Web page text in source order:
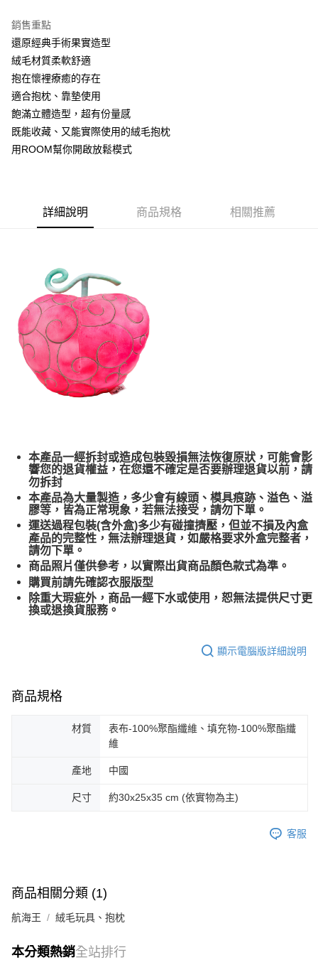
每筆NT$60，滿NT$1,000(含以上)免運費
7-11取貨付款
每筆NT$60，滿NT$1,000(含以上)免運費
宅配-本島
每筆NT$150，滿NT$1,500(含以上)免運費
銷售重點
還原經典手術果實造型
絨毛材質柔軟舒適
抱在懷裡療癒的存在
適合抱枕、靠墊使用
飽滿立體造型，超有份量感
既能收藏、又能實際使用的絨毛抱枕
用ROOM幫你開啟放鬆模式
詳細說明 商品規格 相關推薦
本產品一經拆封或造成包裝毀損無法恢復原狀，可能會影
響您的退貨權益，在您還不確定是否要辦理退貨以前，請
勿拆封
本產品為大量製造，多少會有線頭、模具痕跡、溢色、溢
膠等，皆為正常現象，若無法接受，請勿下單。
運送過程包裝(含外盒)多少有碰撞擠壓，但並不損及內盒
產品的完整性，無法辦理退貨，如嚴格要求外盒完整者，
請勿下單。
商品照片僅供參考，以實際出貨商品顏色款式為準。
購買前請先確認衣服版型
除重大瑕疵外，商品一經下水或使用，恕無法提供尺寸更
換或退換貨服務。
顯示電腦版詳細說明
商品規格
材質
表布-100%聚酯纖維、填充物-100%聚酯纖
維
產地 中國
尺寸 約30x25x35 cm (依實物為主)
客服
商品相關分類 (1)
航海王 絨毛玩具、抱枕
本分類熱銷全站排行